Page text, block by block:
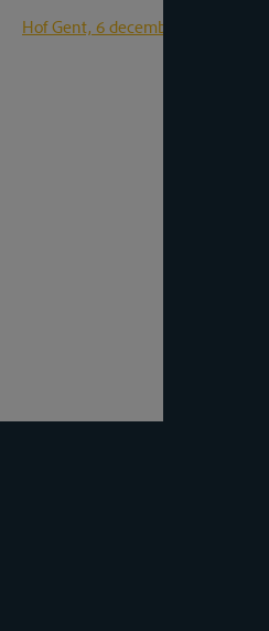
Hof Gent, 6 december 2021,